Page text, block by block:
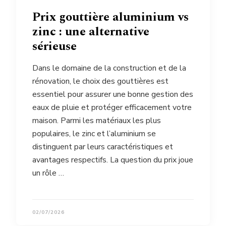
Prix gouttière aluminium vs
zinc : une alternative
sérieuse
Dans le domaine de la construction et de la
rénovation, le choix des gouttières est
essentiel pour assurer une bonne gestion des
eaux de pluie et protéger efficacement votre
maison. Parmi les matériaux les plus
populaires, le zinc et l’aluminium se
distinguent par leurs caractéristiques et
avantages respectifs. La question du prix joue
un rôle …
02/07/2026